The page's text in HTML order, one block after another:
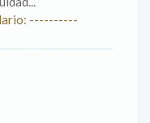
----------